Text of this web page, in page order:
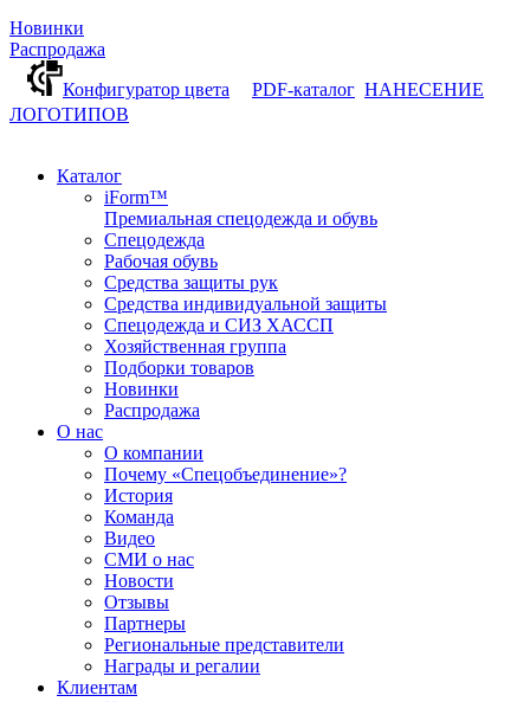
Новинки
Распродажа
Конфигуратор цвета
PDF-каталог НАНЕСЕНИЕ
ЛОГОТИПОВ
Каталог
iForm™
Премиальная спецодежда и обувь
Спецодежда
Рабочая обувь
Средства защиты рук
Средства индивидуальной защиты
Спецодежда и СИЗ ХАССП
Хозяйственная группа
Подборки товаров
Новинки
Распродажа
О нас
О компании
Почему «Спецобъединение»?
История
Команда
Видео
СМИ о нас
Новости
Отзывы
Партнеры
Региональные представители
Награды и регалии
Клиентам